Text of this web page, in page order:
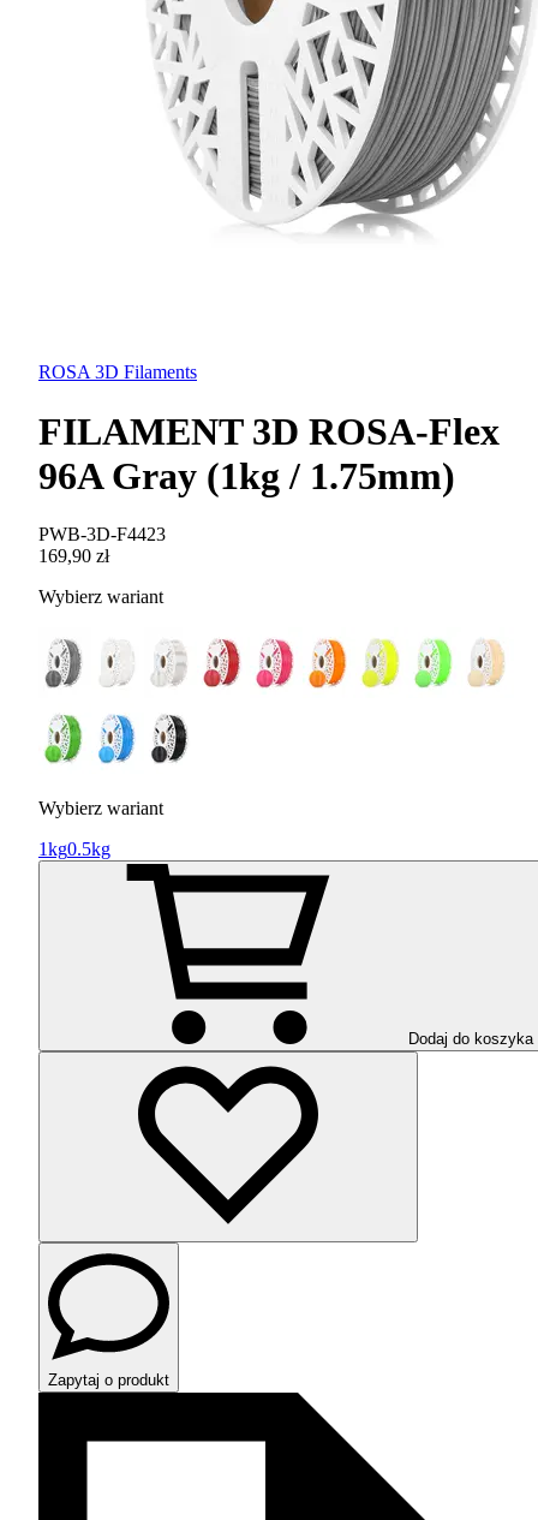
ROSA 3D Filaments
FILAMENT 3D ROSA-Flex
96A Gray (1kg / 1.75mm)
PWB-3D-F4423
169,90 zł
Wybierz wariant
Wybierz wariant
1kg0.5kg
Dodaj do koszyka
Zapytaj o produkt